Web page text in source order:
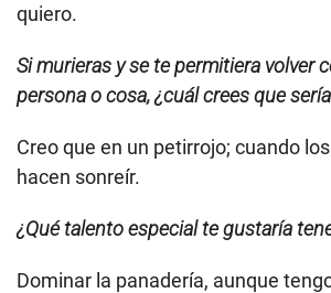
quiero.
Si murieras y se te permitiera volver
persona o cosa, ¿cuál crees que
Creo que en un petirrojo; cuando
hacen sonreír.
¿Qué talento especial te gustaría
Dominar la panadería, aunque